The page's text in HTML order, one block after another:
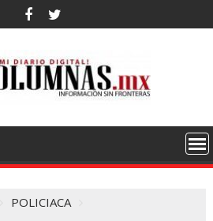
POLICIACA